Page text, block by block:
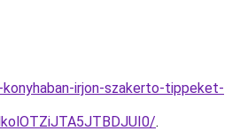
irjon-szakerto-tippeket-
.